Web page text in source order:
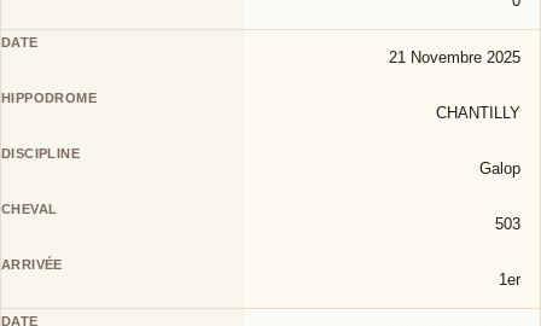
21 Novembre 2025
CHANTILLY
Galop
503
1er